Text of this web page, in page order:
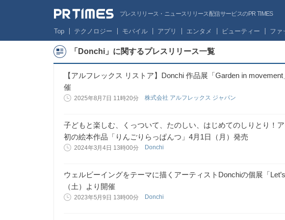
プレスリリース・ニュースリリース配信サービスのPR TIMES
Top テクノロジー モバイル アプリ エンタメ ビューティー ファ
「Donchi」に関するプレスリリース一覧
【アルフレックス リストア】Donchi 作品展「Garden in
催
2025年8月7日 11時20分 株式会社 アルフレックス ジャパン
子どもと楽しむ、くっついて、たのしい、はじめてのしりとり！ア
初の絵本作品「りんごりらっぱんつ」4月1日（月）発売
2024年3月4日 13時00分 Donchi
ウェルビーイングをテーマに描くアーティストDonchiの個展「
（土）より開催
2023年5月9日 13時00分 Donchi